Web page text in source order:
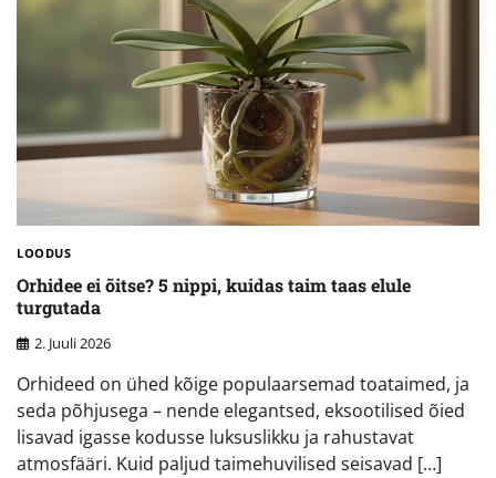
LOODUS
Orhidee ei õitse? 5 nippi, kuidas taim taas elule
turgutada
2. Juuli 2026
Orhideed on ühed kõige populaarsemad toataimed, ja
seda põhjusega – nende elegantsed, eksootilised õied
lisavad igasse kodusse luksuslikku ja rahustavat
atmosfääri. Kuid paljud taimehuvilised seisavad […]